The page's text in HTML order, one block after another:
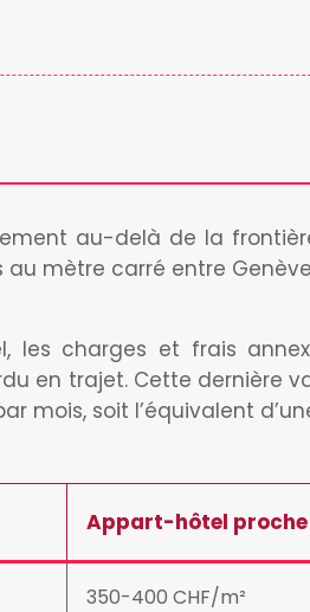
au-delà de la
mètre carré entre
les charges et frais
en trajet. Cette dernière
mois, soit l’équivalent
Appart-hôtel proche
350-400 CHF/m²